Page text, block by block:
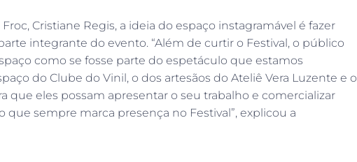
Cristiane Regis, a ideia do espaço instagramável é fazer
integrante do evento. “Além de curtir o Festival, o público
como se fosse parte do espetáculo que estamos
do Clube do Vinil, o dos artesãos do Ateliê Vera Luzente e o
que eles possam apresentar o seu trabalho e comercializar
sempre marca presença no Festival”, explicou a